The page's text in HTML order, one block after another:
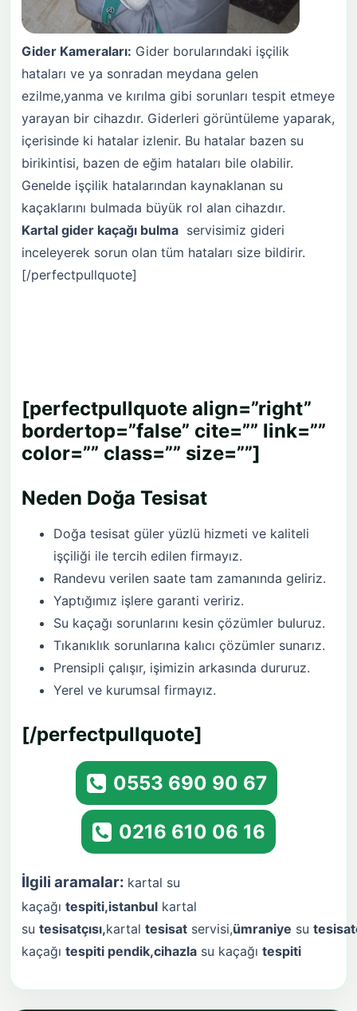
Gider Kameraları: Gider borularındaki işçilik
hataları ve ya sonradan meydana gelen
ezilme,yanma ve kırılma gibi sorunları tespit etmeye
yarayan bir cihazdır. Giderleri görüntüleme yaparak,
içerisinde ki hatalar izlenir. Bu hatalar bazen su
birikintisi, bazen de eğim hataları bile olabilir.
Genelde işçilik hatalarından kaynaklanan su
kaçaklarını bulmada büyük rol alan cihazdır.
Kartal gider kaçağı bulma servisimiz gideri
inceleyerek sorun olan tüm hataları size bildirir.
[/perfectpullquote]
[perfectpullquote align=”right”
bordertop=”false” cite=”” link=””
color=”” class=”” size=””]
Neden Doğa Tesisat
Doğa tesisat güler yüzlü hizmeti ve kaliteli
işçiliği ile tercih edilen firmayız.
Randevu verilen saate tam zamanında geliriz.
Yaptığımız işlere garanti veririz.
Su kaçağı sorunlarını kesin çözümler buluruz.
Tıkanıklık sorunlarına kalıcı çözümler sunarız.
Prensipli çalışır, işimizin arkasında dururuz.
Yerel ve kurumsal firmayız.
[/perfectpullquote]
0553 690 90 67
0216 610 06 16
İlgili aramalar: kartal su
kaçağı tespiti,istanbul kartal
su tesisatçısı,kartal tesisat servisi,ümraniye su
kaçağı tespiti pendik,cihazla su kaçağı tespiti